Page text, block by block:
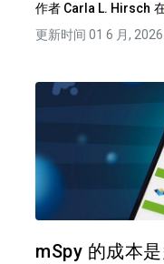
作者 Carla L. Hirsch
更新时间 01 6 月, 2026
mSpy 的成本